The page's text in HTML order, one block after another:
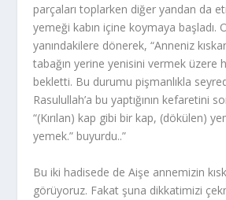
parçaları toplarken diğer yandan da
yemeği kabın içine koymaya başladı.
yanındakilere dönerek, “Anneniz
tabağın yerine yenisini vermek üzere
bekletti. Bu durumu pişmanlıkla
Rasulullah’a bu yaptığının kefaretini
“(Kırılan) kap gibi bir kap, (dökülen)
yemek.” buyurdu..”
Bu iki hadisede de Aişe annemizin
görüyoruz. Fakat şuna dikkatimizi